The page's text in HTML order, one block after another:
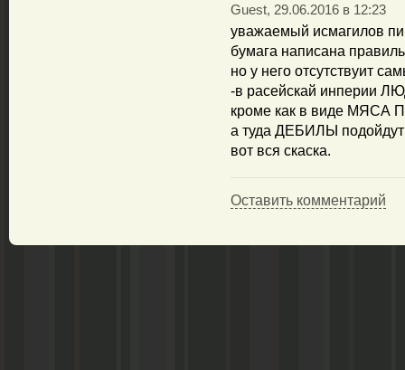
Guest, 29.06.2016 в 12:23
уважаемый исмагилов
бумага написана
но у него отсутствуит
-в расейскай инперии
кроме как в виде
а туда ДЕБИЛЫ
вот вся скаска.
Оставить комментарий